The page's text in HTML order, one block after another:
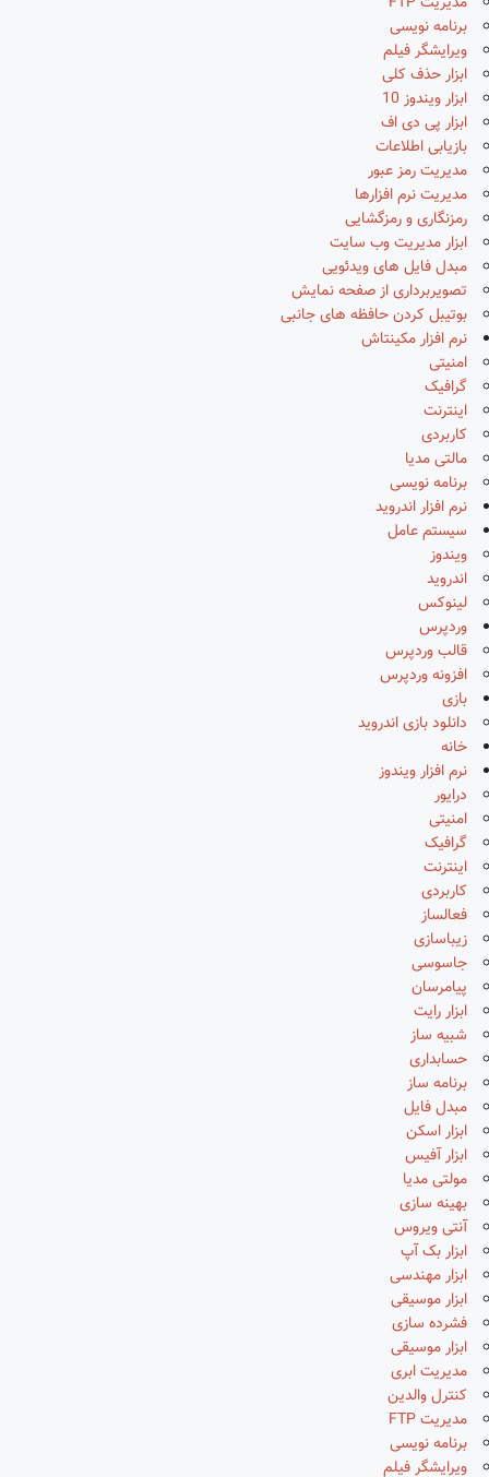
برنامه نویسی
ویرایشگر فیلم
ابزار حذف کلی
ابزار ویندوز 10
ابزار پی دی اف
بازیابی اطلاعات
مدیریت رمز عبور
مدیریت نرم افزارها
رمزنگاری و رمزگشایی
ابزار مدیریت وب سایت
مبدل فایل های ویدئویی
تصویربرداری از صفحه نمایش
بوتیبل کردن حافظه های جانبی
نرم افزار مکینتاش
امنیتی
گرافیک
اینترنت
کاربردی
مالتی مدیا
برنامه نویسی
نرم افزار اندروید
سیستم عامل
ویندوز
اندروید
لینوکس
وردپرس
قالب وردپرس
افزونه وردپرس
بازی
دانلود بازی اندروید
خانه
نرم افزار ویندوز
درایور
امنیتی
گرافیک
اینترنت
کاربردی
فعالساز
زیباسازی
جاسوسی
پیامرسان
ابزار رایت
شبیه ساز
حسابداری
برنامه ساز
مبدل فایل
ابزار اسکن
ابزار آفیس
مولتی مدیا
بهینه سازی
آنتی ویروس
ابزار بک آپ
ابزار مهندسی
ابزار موسیقی
فشرده سازی
ابزار موسیقی
مدیریت ابری
کنترل والدین
مدیریت FTP
برنامه نویسی
ویرایشگر فیلم